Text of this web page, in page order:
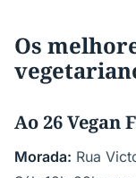
Os
Ao 26 Vegan
Morada: Rua